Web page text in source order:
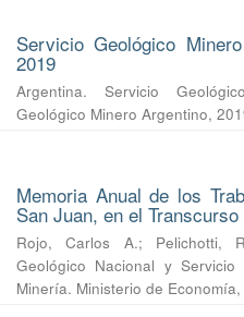
Servicio Geológico
2019
Argentina. Servicio
Geológico Minero Argentino,
Memoria Anual de los
San Juan, en el
Rojo, Carlos A.; Pelichotti,
Geológico Nacional y
Minería. Ministerio de Economía,